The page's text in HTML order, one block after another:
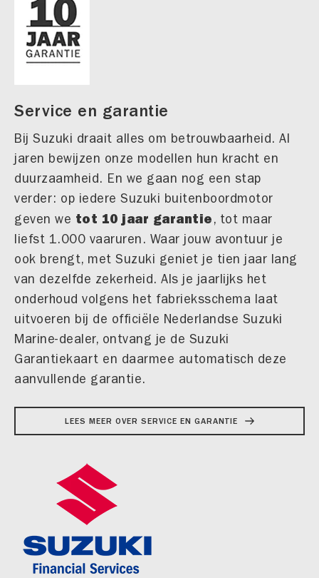
Service en garantie
Bij Suzuki draait alles om betrouwbaarheid. Al
jaren bewijzen onze modellen hun kracht en
duurzaamheid. En we gaan nog een stap
verder: op iedere Suzuki buitenboordmotor
geven we tot 10 jaar garantie, tot maar
liefst 1.000 vaaruren. Waar jouw avontuur je
ook brengt, met Suzuki geniet je tien jaar lang
van dezelfde zekerheid. Als je jaarlijks het
onderhoud volgens het fabrieksschema laat
uitvoeren bij de officiële Nederlandse Suzuki
Marine-dealer, ontvang je de Suzuki
Garantiekaart en daarmee automatisch deze
aanvullende garantie.
LEES MEER OVER SERVICE EN GARANTIE